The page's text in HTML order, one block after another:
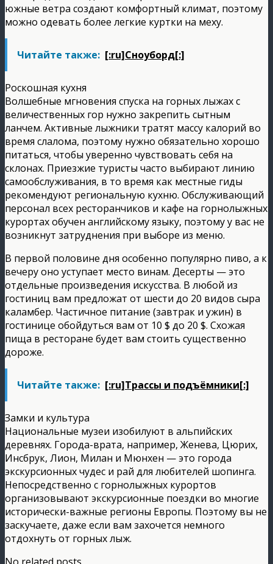
южные ветра создают комфортный климат, поэтому
можно одевать более легкие куртки на меху.
Читайте также: [:ru]Сноуборд[:]
Роскошная кухня
Волшебные мгновения спуска на горных лыжах с
величественных гор нужно закрепить сытным
ланчем. Активные лыжники тратят массу калорий во
время слалома, поэтому нужно обязательно хорошо
питаться, чтобы уверенно чувствовать себя на
склонах. Приезжие туристы часто выбирают линию
самообслуживания, в то время как местные гиды
рекомендуют региональную кухню. Обслуживающий
персонал всех ресторанчиков и кафе на горнолыжных
курортах обучен английскому языку, поэтому у вас не
возникнут затруднения при выборе из меню.
В первой половине дня особенно популярно пиво, а к
вечеру оно уступает место винам. Десерты — это
отдельные произведения искусства. В любой из
гостиниц вам предложат от шести до 20 видов сыра
каламбер. Частичное питание (завтрак и ужин) в
гостинице обойдуться вам от 10 $ до 20 $. Схожая
пища в ресторане будет вам стоить существенно
дороже.
Читайте также: [:ru]Трассы и подъёмники[:]
Замки и культура
Национальные музеи изобилуют в альпийских
деревнях. Города-врата, например, Женева, Цюрих,
Инсбрук, Лион, Милан и Мюнхен — это города
экскурсионных чудес и рай для любителей шопинга.
Непосредственно с горнолыжных курортов
организовывают экскурсионные поездки во многие
исторически-важные регионы Европы. Поэтому вы не
заскучаете, даже если вам захочется немного
отдохнуть от горных лыж.